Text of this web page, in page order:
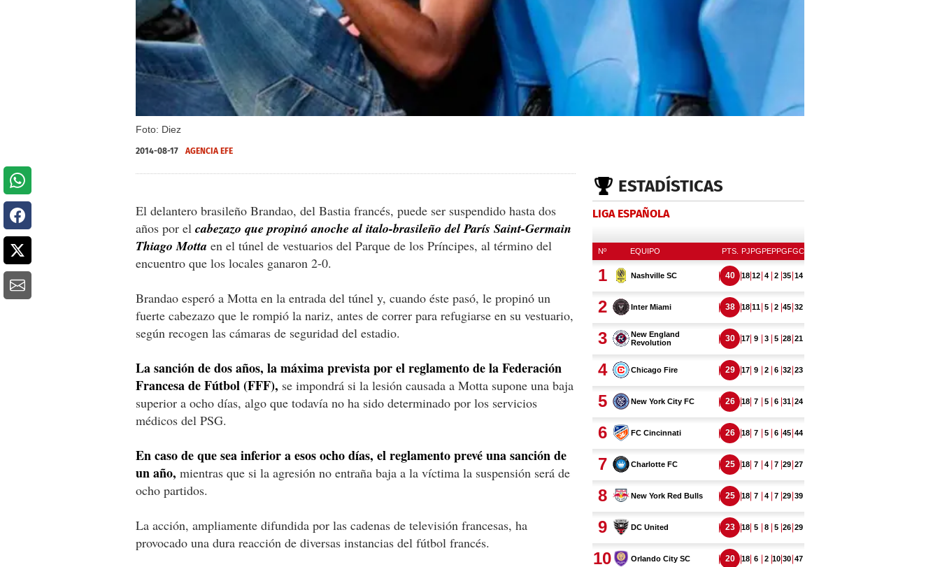
Foto: Diez
2014-08-17 AGENCIA EFE
El delantero brasileño Brandao, del Bastia francés, puede ser suspendido hasta dos
años por el cabezazo que propinó anoche al italo-brasileño del París Saint-Germain
Thiago Motta en el túnel de vestuarios del Parque de los Príncipes, al término del
encuentro que los locales ganaron 2-0.
Brandao esperó a Motta en la entrada del túnel y, cuando éste pasó, le propinó un
fuerte cabezazo que le rompió la nariz, antes de correr para refugiarse en su vestuario,
según recogen las cámaras de seguridad del estadio.
La sanción de dos años, la máxima prevista por el reglamento de la Federación
Francesa de Fútbol (FFF), se impondrá si la lesión causada a Motta supone una baja
superior a ocho días, algo que todavía no ha sido determinado por los servicios
médicos del PSG.
En caso de que sea inferior a esos ocho días, el reglamento prevé una sanción de
un año, mientras que si la agresión no entraña baja a la víctima la suspensión será de
ocho partidos.
La acción, ampliamente difundida por las cadenas de televisión francesas, ha
provocado una dura reacción de diversas instancias del fútbol francés.
ESTADÍSTICAS
LIGA ESPAÑOLA